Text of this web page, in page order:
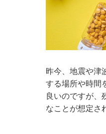
昨今、地震や津
する場所や時間
良いのですが、
なことが想定さ